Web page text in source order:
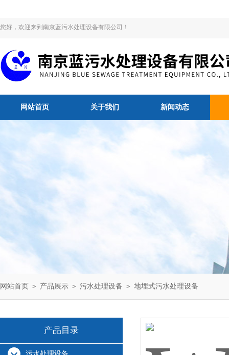
您好，欢迎来到南京蓝污水处理设备有限公司！
网站首页 关于我们 新闻动态
网站首页 ＞ 产品展示 ＞ 污水处理设备 ＞ 地埋式污水处理设备
产品目录